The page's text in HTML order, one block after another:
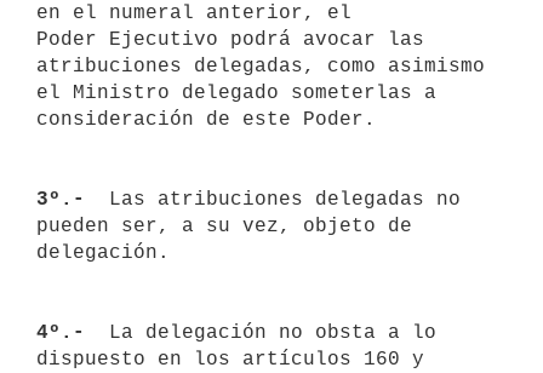
en el numeral anterior, el
Poder Ejecutivo podrá avocar las
atribuciones delegadas, como asimismo
el Ministro delegado someterlas a
consideración de este Poder.
3º.-
Las atribuciones delegadas no
pueden ser, a su vez, objeto de
delegación.
4º.-
La delegación no obsta a lo
dispuesto en los artículos 160 y